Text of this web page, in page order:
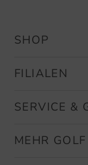
SHOP
FILIALEN
SERVICE &
MEHR GOLF